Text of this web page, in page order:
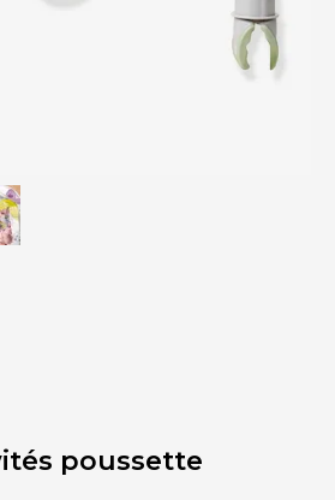
poussette